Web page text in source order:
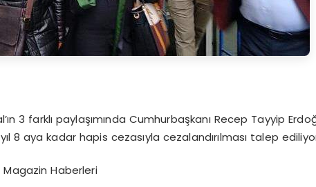
3 farklı paylaşımında Cumhurbaşkanı Recep Tayyip
8 aya kadar hapis cezasıyla cezalandırılması talep
Magazin Haberleri